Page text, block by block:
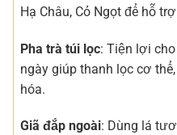
Hạ Châu, Cỏ Ngọt để hỗ
Pha trà túi lọc: Tiện lợi
ngày giúp thanh lọc cơ
hóa.
Giã đắp ngoài: Dùng lá